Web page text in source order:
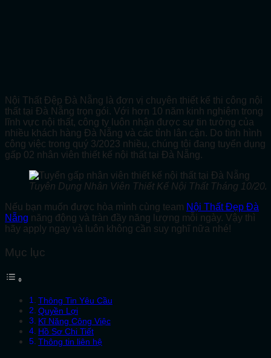
Nội Thất Đệp Đà Nẵng là đơn vị chuyên thiết kế thi công nội
thất tại Đà Nẵng trọn gói. Với hơn 10 năm kinh nghiệm trong
lĩnh vực nội thất, công ty luôn nhận được sự tin tưởng của
nhiều khách hàng Đà Nẵng và các tỉnh lân cận. Do tình hình
công việc trong quý 3/2023 nhiều, chúng tôi đang tuyển dụng
gấp 02 nhân viên thiết kế nội thất tại Đà Nẵng.
Tuyên Dụng Nhân Viên Thiết Kế Nội Thất Tháng 10/
Nếu bạn muốn được hòa mình cùng team Nội Thất Đẹp Đà
Nẵng năng động và tràn đầy năng lượng mỗi ngày. Vậy thì
hãy apply ngay và luôn không cần suy nghĩ nữa nhé!
Mục lục
Thông Tin Yêu Cầu
Quyền Lợi
Kĩ Năng Công Việc
Hồ Sơ Chi Tiết
Thông tin liên hệ